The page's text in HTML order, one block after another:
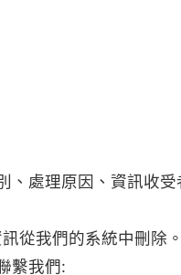
處理原因、資訊收
從我們的系統中刪除。
繫我們: